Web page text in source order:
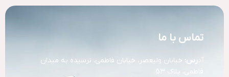
تماس با ما
رس: خیابان ولیعصر، خیابان فاطمی، نرسیده به میدان
فاطمی، پلاک 53